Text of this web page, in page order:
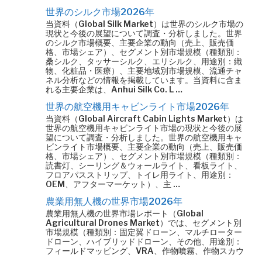
世界のシルク市場2026年
当資料（Global Silk Market）は世界のシルク市場の
現状と今後の展望について調査・分析しました。世界
のシルク市場概要、主要企業の動向（売上、販売価
格、市場シェア）、セグメント別市場規模（種類別：
桑シルク、タッサーシルク、エリシルク、用途別：織
物、化粧品・医療）、主要地域別市場規模、流通チャ
ネル分析などの情報を掲載しています。当資料に含ま
れる主要企業は、Anhui Silk Co. L …
世界の航空機用キャビンライト市場2026年
当資料（Global Aircraft Cabin Lights Market）は
世界の航空機用キャビンライト市場の現状と今後の展
望について調査・分析しました。世界の航空機用キャ
ビンライト市場概要、主要企業の動向（売上、販売価
格、市場シェア）、セグメント別市場規模（種類別：
読書灯、シーリング＆ウォールライト、看板ライト、
フロアパスストリップ、トイレ用ライト、用途別：
OEM、アフターマーケット）、主 …
農業用無人機の世界市場2026年
農業用無人機の世界市場レポート（Global
Agricultural Drones Market）では、セグメント別
市場規模（種類別：固定翼ドローン、マルチローター
ドローン、ハイブリッドドローン、その他、用途別：
フィールドマッピング、VRA、作物噴霧、作物スカウ